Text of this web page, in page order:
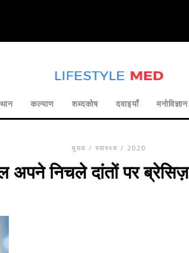
कल्याण शब्दकोष दवाइयाँ मनोविज्ञान
मुख्य / स्वास्थ्य / 2020
अपने निचले दांतों पर